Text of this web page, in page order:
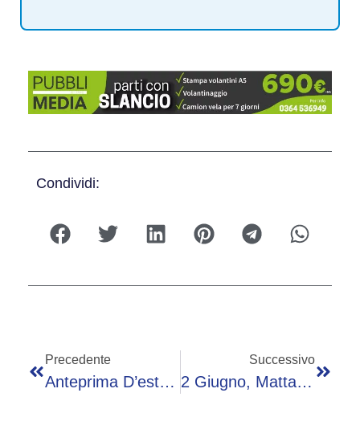
Condividi:
Precedente
Anteprima D’estate, Si Chiude La Seconda Edizione Dell’evento Promosso Da Artigiano In Fiera
Successivo
2 Giugno, Mattarella: “Da Presidente Vedo Nel Paese Applicati Principi Della Repubblica”